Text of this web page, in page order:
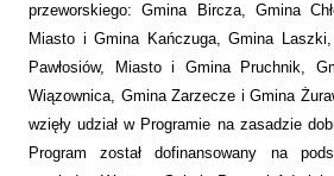
przeworskiego: Gmina Bircza, Gmina
Miasto i Gmina Kańczuga, Gmina
Pawłosiów, Miasto i Gmina Pruchnik,
Wiązownica, Gmina Zarzecze i Gmina
wzięły udział w Programie na zasadzie
Program został dofinansowany na